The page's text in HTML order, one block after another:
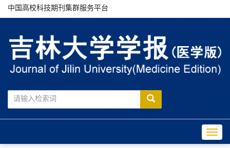
中国高校科技期刊集群服务平台